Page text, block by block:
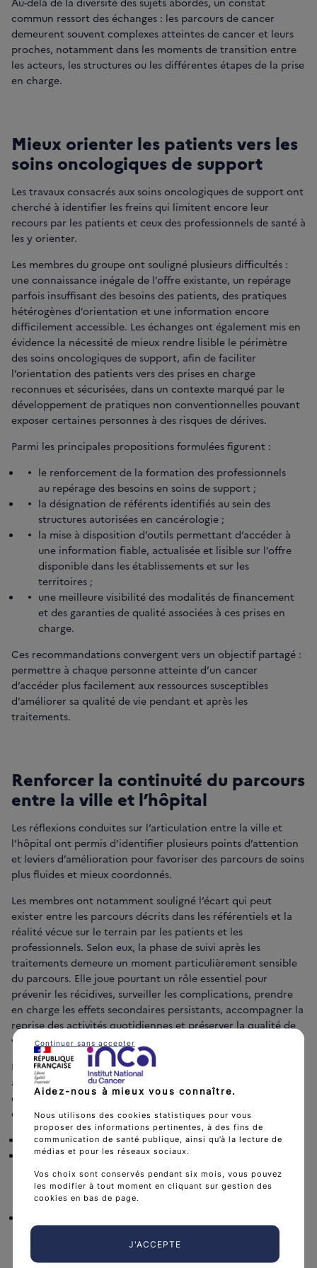
commun ressort des échanges : les parcours de cancer
demeurent souvent complexes atteintes de cancer et leurs
proches, notamment dans les moments de transition entre
les acteurs, les structures ou les différentes étapes de la prise
en charge.
Mieux orienter les patients vers les
soins oncologiques de support
Les travaux consacrés aux soins oncologiques de support ont
cherché à identifier les freins qui limitent encore leur
recours par les patients et ceux des professionnels de santé à
les y orienter.
Les membres du groupe ont souligné plusieurs difficultés :
une connaissance inégale de l’offre existante, un repérage
parfois insuffisant des besoins des patients, des pratiques
hétérogènes d’orientation et une information encore
difficilement accessible. Les échanges ont également mis en
évidence la nécessité de mieux rendre lisible le périmètre
des soins oncologiques de support, afin de faciliter
l’orientation des patients vers des prises en charge
reconnues et sécurisées, dans un contexte marqué par le
développement de pratiques non conventionnelles pouvant
exposer certaines personnes à des risques de dérives.
Parmi les principales propositions formulées figurent :
le renforcement de la formation des professionnels
au repérage des besoins en soins de support ;
la désignation de référents identifiés au sein des
structures autorisées en cancérologie ;
la mise à disposition d’outils permettant d’accéder à
une information fiable, actualisée et lisible sur l’offre
disponible dans les établissements et sur les
territoires ;
une meilleure visibilité des modalités de financement
et des garanties de qualité associées à ces prises en
charge.
Ces recommandations convergent vers un objectif partagé :
permettre à chaque personne atteinte d’un cancer
d’accéder plus facilement aux ressources susceptibles
d’améliorer sa qualité de vie pendant et après les
traitements.
Renforcer la continuité du parcours
entre la ville et l’hôpital
Les réflexions conduites sur l’articulation entre la ville et
l’hôpital ont permis d’identifier plusieurs points d’attention
et leviers d’amélioration pour favoriser des parcours de soins
plus fluides et mieux coordonnés.
Les membres ont notamment souligné l’écart qui peut
exister entre les parcours décrits dans les référentiels et la
réalité vécue sur le terrain par les patients et les
professionnels. Selon eux, la phase de suivi après les
traitements demeure un moment particulièrement sensible
du parcours. Elle joue pourtant un rôle essentiel pour
prévenir les récidives, surveiller les complications, prendre
en charge les effets secondaires persistants, accompagner la
reprise des activités quotidiennes et préserver la qualité de
vie.
Le groupe défend ainsi une vision du suivi fondée sur une
approche globale, graduée, personnalisée et continue. Les
échanges ont également mis en évidence plusieurs leviers
d’amélioration :
engager la coordination dès la suspicion du cancer ;
favoriser un partage précoce et continu de
l’information entre l’hôpital, la médecine de ville, les
professionnels du secteur médico-social et les
patients ;
professionnelles territoriales de santé (CPTS) ou les
réseaux territoriaux ;
Aidez-nous à mieux vous connaître.
Nous utilisons des cookies statistiques pour vous
proposer des informations pertinentes, à des fins de
communication de santé publique, ainsi qu’à la lecture de
médias et pour les réseaux sociaux.
Vos choix sont conservés pendant six mois, vous pouvez
les modifier à tout moment en cliquant sur gestion des
cookies en bas de page.
J'ACCEPTE
Continuer sans accepter